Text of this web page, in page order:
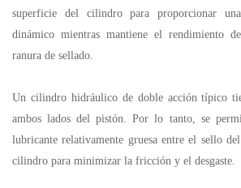
superficie del cilindro para proporcionar
dinámico mientras mantiene el rendimiento
ranura de sellado.
Un cilindro hidráulico de doble acción típico
ambos lados del pistón. Por lo tanto, se
lubricante relativamente gruesa entre el sello
cilindro para minimizar la fricción y el desgaste.